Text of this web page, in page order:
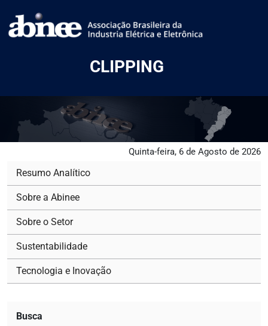
CLIPPING
Quinta-feira, 6 de Agosto de 2026
Resumo Analítico
Sobre a Abinee
Sobre o Setor
Sustentabilidade
Tecnologia e Inovação
Busca